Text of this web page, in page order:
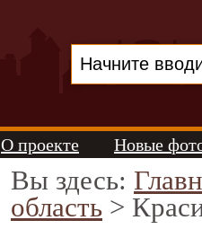
О проекте Новые
Вы здесь:
область >